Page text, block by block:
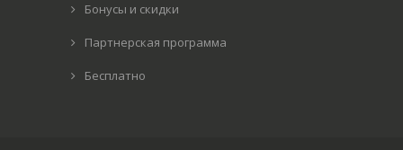
Бонусы и скидки
Партнерская программа
Бесплатно